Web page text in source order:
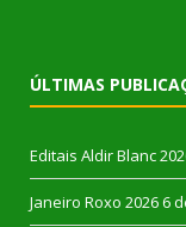
ÚLTIMAS
Editais Aldir Blanc
Janeiro Roxo 2026 6